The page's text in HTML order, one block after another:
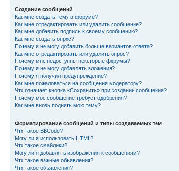
Создание сообщений
Как мне создать тему в форуме?
Как мне отредактировать или удалить сообщение?
Как мне добавить подпись к своему сообщению?
Как мне создать опрос?
Почему я не могу добавить больше вариантов ответа?
Как мне отредактировать или удалить опрос?
Почему мне недоступны некоторые форумы?
Почему я не могу добавлять вложения?
Почему я получил предупреждение?
Как мне пожаловаться на сообщения модератору?
Что означает кнопка «Сохранить» при создании сообщения?
Почему моё сообщение требует одобрения?
Как мне вновь поднять мою тему?
Форматирование сообщений и типы создаваемых тем
Что такое BBCode?
Могу ли я использовать HTML?
Что такое смайлики?
Могу ли я добавлять изображения к сообщениям?
Что такое важные объявления?
Что такое объявления?